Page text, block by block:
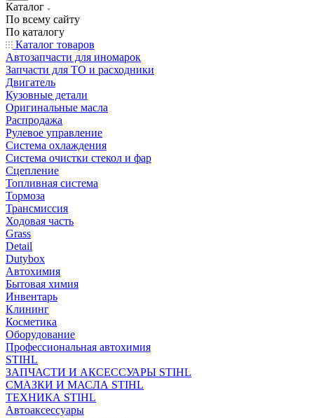
Каталог
По всему сайту
По каталогу
Каталог товаров
Автозапчасти для иномарок
Запчасти для ТО и расходники
Двигатель
Кузовные детали
Оригинальные масла
Распродажа
Рулевое управление
Система охлаждения
Система очистки стекол и фар
Сцепление
Топливная система
Тормоза
Трансмиссия
Ходовая часть
Grass
Detail
Dutybox
Автохимия
Бытовая химия
Инвентарь
Клининг
Косметика
Оборудование
Профессиональная автохимия
STIHL
ЗАПЧАСТИ И АКСЕССУАРЫ STIHL
СМАЗКИ И МАСЛА STIHL
ТЕХНИКА STIHL
Автоаксессуары